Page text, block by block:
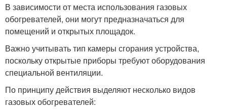
В зависимости от места использования газовых
обогревателей, они могут предназначаться для
помещений и открытых площадок.
Важно учитывать тип камеры сгорания устройства,
поскольку открытые приборы требуют оборудования
специальной вентиляции.
По принципу действия выделяют несколько видов
газовых обогревателей: